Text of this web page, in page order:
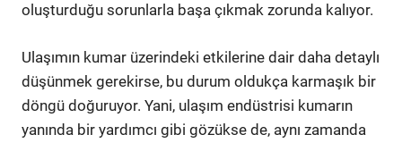
oluşturduğu sorunlarla başa çıkmak zorunda kalıyor.
Ulaşımın kumar üzerindeki etkilerine dair daha detaylı
düşünmek gerekirse, bu durum oldukça karmaşık bir
döngü doğuruyor. Yani, ulaşım endüstrisi kumarın
yanında bir yardımcı gibi gözükse de, aynı zamanda